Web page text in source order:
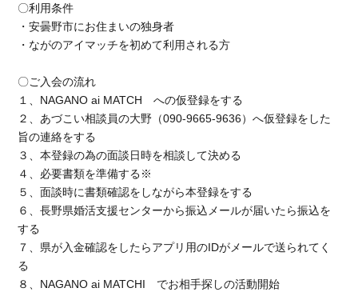
〇利用条件
・安曇野市にお住まいの独身者
・ながのアイマッチを初めて利用される方
〇ご入会の流れ
１、NAGANO ai MATCH への仮登録をする
２、あづこい相談員の大野（090-9665-9636）へ仮登録をした
旨の連絡をする
３、本登録の為の面談日時を相談して決める
４、必要書類を準備する※
５、面談時に書類確認をしながら本登録をする
６、長野県婚活支援センターから振込メールが届いたら振込を
する
７、県が入金確認をしたらアプリ用のIDがメールで送られてく
る
８、NAGANO ai MATCHI でお相手探しの活動開始